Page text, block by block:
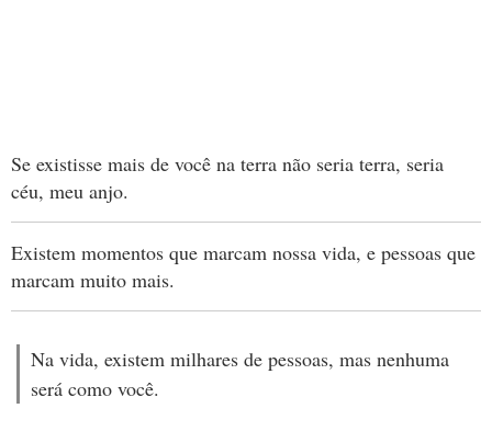
Se existisse mais de você na terra não seria terra, seria
céu, meu anjo.
Existem momentos que marcam nossa vida, e pessoas que
marcam muito mais.
Na vida, existem milhares de pessoas, mas nenhuma
será como você.